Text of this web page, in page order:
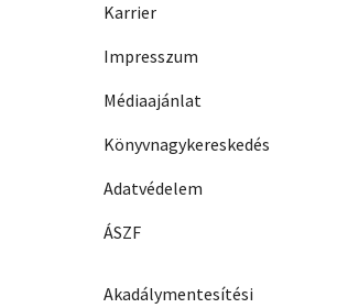
Karrier
Impresszum
Médiaajánlat
Könyvnagykereskedés
Adatvédelem
ÁSZF
Akadálymentesítési